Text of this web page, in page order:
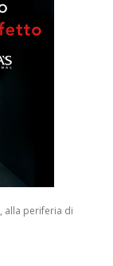
alla periferia di